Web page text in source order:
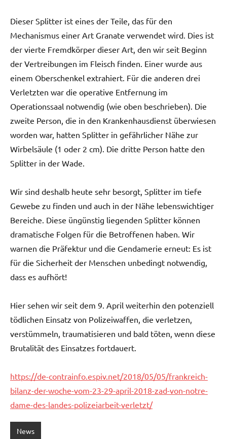
Dieser Splitter ist eines der Teile, das für den
Mechanismus einer Art Granate verwendet wird. Dies ist
der vierte Fremdkörper dieser Art, den wir seit Beginn
der Vertreibungen im Fleisch finden. Einer wurde aus
einem Oberschenkel extrahiert. Für die anderen drei
Verletzten war die operative Entfernung im
Operationssaal notwendig (wie oben beschrieben). Die
zweite Person, die in den Krankenhausdienst überwiesen
worden war, hatten Splitter in gefährlicher Nähe zur
Wirbelsäule (1 oder 2 cm). Die dritte Person hatte den
Splitter in der Wade.
Wir sind deshalb heute sehr besorgt, Splitter im tiefe
Gewebe zu finden und auch in der Nähe lebenswichtiger
Bereiche. Diese üngünstig liegenden Splitter können
dramatische Folgen für die Betroffenen haben. Wir
warnen die Präfektur und die Gendamerie erneut: Es ist
für die Sicherheit der Menschen unbedingt notwendig,
dass es aufhört!
Hier sehen wir seit dem 9. April weiterhin den potenziell
tödlichen Einsatz von Polizeiwaffen, die verletzen,
verstümmeln, traumatisieren und bald töten, wenn diese
Brutalität des Einsatzes fortdauert.
https://de-contrainfo.espiv.net/2018/05/05/frankreich-
bilanz-der-woche-vom-23-29-april-2018-zad-von-notre-
dame-des-landes-polizeiarbeit-verletzt/
News